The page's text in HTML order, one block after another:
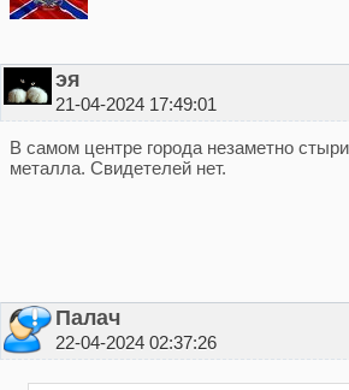
эя
21-04-2024 17:49:01
В самом центре города незаметно
металла. Свидетелей нет.
Палач
22-04-2024 02:37:26